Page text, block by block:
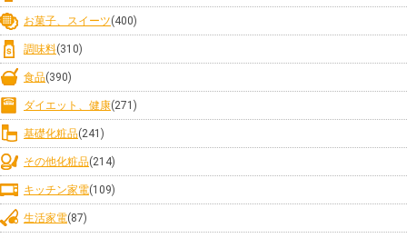
お菓子、スイーツ(400)
調味料(310)
食品(390)
ダイエット、健康(271)
基礎化粧品(241)
その他化粧品(214)
キッチン家電(109)
生活家電(87)